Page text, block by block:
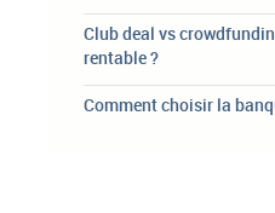
Club deal vs
rentable ?
Comment choisir la